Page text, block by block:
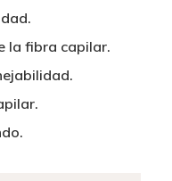
la fibra capilar.